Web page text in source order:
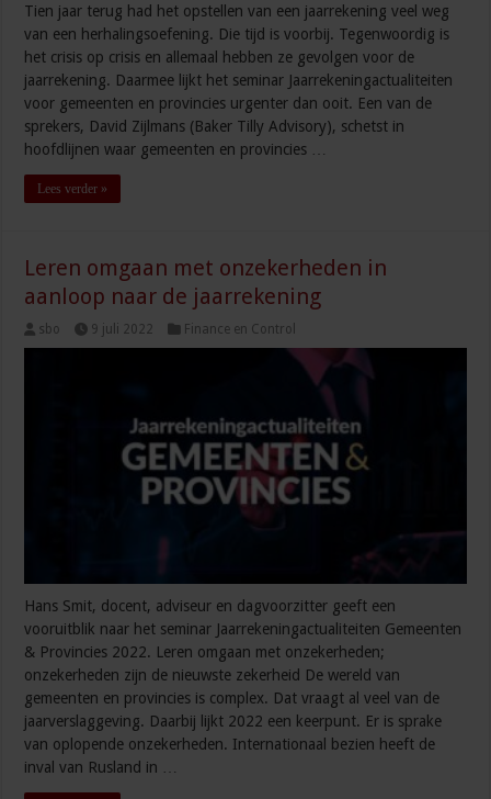
Tien jaar terug had het opstellen van een jaarrekening veel weg
van een herhalingsoefening. Die tijd is voorbij. Tegenwoordig is
het crisis op crisis en allemaal hebben ze gevolgen voor de
jaarrekening. Daarmee lijkt het seminar Jaarrekeningactualiteiten
voor gemeenten en provincies urgenter dan ooit. Een van de
sprekers, David Zijlmans (Baker Tilly Advisory), schetst in
hoofdlijnen waar gemeenten en provincies …
Lees verder »
Leren omgaan met onzekerheden in
aanloop naar de jaarrekening
sbo 9 juli 2022 Finance en Control
Hans Smit, docent, adviseur en dagvoorzitter geeft een
vooruitblik naar het seminar Jaarrekeningactualiteiten Gemeenten
& Provincies 2022. Leren omgaan met onzekerheden;
onzekerheden zijn de nieuwste zekerheid De wereld van
gemeenten en provincies is complex. Dat vraagt al veel van de
jaarverslaggeving. Daarbij lijkt 2022 een keerpunt. Er is sprake
van oplopende onzekerheden. Internationaal bezien heeft de
inval van Rusland in …